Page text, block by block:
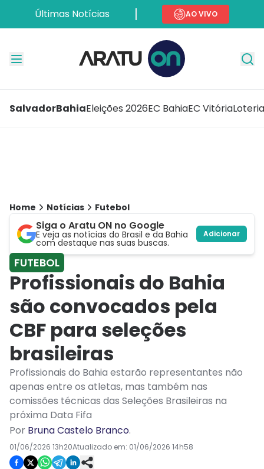
Últimas Notícias AO VIVO
SalvadorBahiaEleições 2026EC BahiaEC Vitória
Home Notícias Futebol
Siga o Aratu ON no Google
E veja as notícias do Brasil e da Bahia
com destaque nas suas buscas.
Adicionar
FUTEBOL
Profissionais do Bahia
são convocados pela
CBF para seleções
brasileiras
Profissionais do Bahia estarão representantes não
apenas entre os atletas, mas também nas
comissões técnicas das Seleções Brasileiras na
próxima Data Fifa
Por Bruna Castelo Branco.
01/06/2026 13h20Atualizado em: 01/06/2026 14h58